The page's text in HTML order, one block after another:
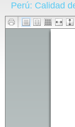
Perú: Calidad